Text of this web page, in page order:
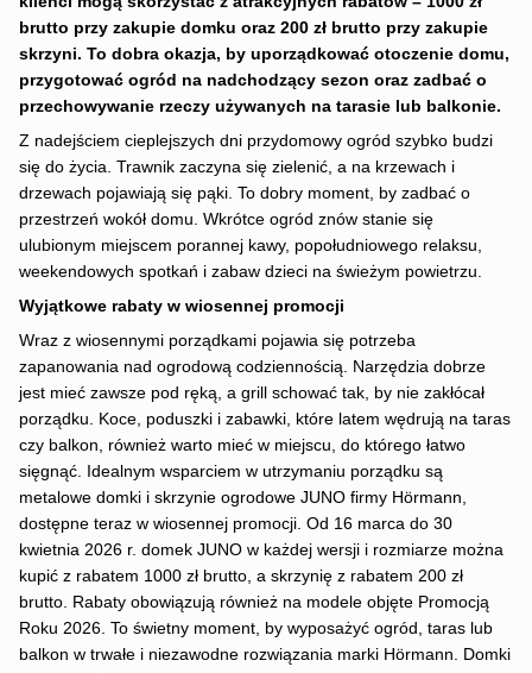
brutto przy zakupie domku oraz 200 zł brutto przy zakupie
skrzyni. To dobra okazja, by uporządkować otoczenie domu,
przygotować ogród na nadchodzący sezon oraz zadbać o
przechowywanie rzeczy używanych na tarasie lub balkonie.
Z nadejściem cieplejszych dni przydomowy ogród szybko budzi
się do życia. Trawnik zaczyna się zielenić, a na krzewach i
drzewach pojawiają się pąki. To dobry moment, by zadbać o
przestrzeń wokół domu. Wkrótce ogród znów stanie się
ulubionym miejscem porannej kawy, popołudniowego relaksu,
weekendowych spotkań i zabaw dzieci na świeżym powietrzu.
Wyjątkowe rabaty w wiosennej promocji
Wraz z wiosennymi porządkami pojawia się potrzeba
zapanowania nad ogrodową codziennością. Narzędzia dobrze
jest mieć zawsze pod ręką, a grill schować tak, by nie zakłócał
porządku. Koce, poduszki i zabawki, które latem wędrują na taras
czy balkon, również warto mieć w miejscu, do którego łatwo
sięgnąć. Idealnym wsparciem w utrzymaniu porządku są
metalowe domki i skrzynie ogrodowe JUNO firmy Hörmann,
dostępne teraz w wiosennej promocji. Od 16 marca do 30
kwietnia 2026 r. domek JUNO w każdej wersji i rozmiarze można
kupić z rabatem 1000 zł brutto, a skrzynię z rabatem 200 zł
brutto. Rabaty obowiązują również na modele objęte Promocją
Roku 2026. To świetny moment, by wyposażyć ogród, taras lub
balkon w trwałe i niezawodne rozwiązania marki Hörmann. Domki